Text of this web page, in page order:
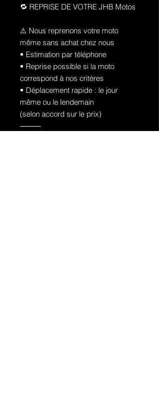
🔁 REPRISE DE VOTRE JHB Motos
⚠️ Nous reprenons votre moto
même sans achat chez nous
• Estimation par téléphone
• Reprise possible si la moto
correspond à nos critères
• Déplacement rapide : le jour
même ou le lendemain
(selon accord sur le prix)
⸻